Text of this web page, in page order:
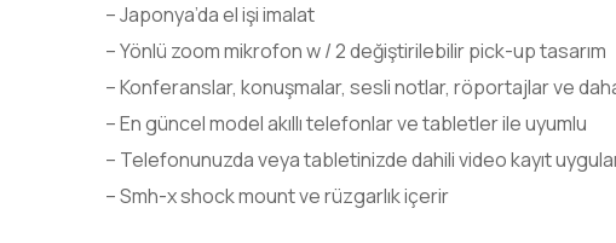
– Japonya’da el işi imalat
– Yönlü zoom mikrofon w / 2 değiştirilebilir pick-up tasarım
– Konferanslar, konuşmalar, sesli notlar, röportajlar ve
– En güncel model akıllı telefonlar ve tabletler ile uyumlu
– Telefonunuzda veya tabletinizde dahili video kayıt
– Smh-x shock mount ve rüzgarlık içerir